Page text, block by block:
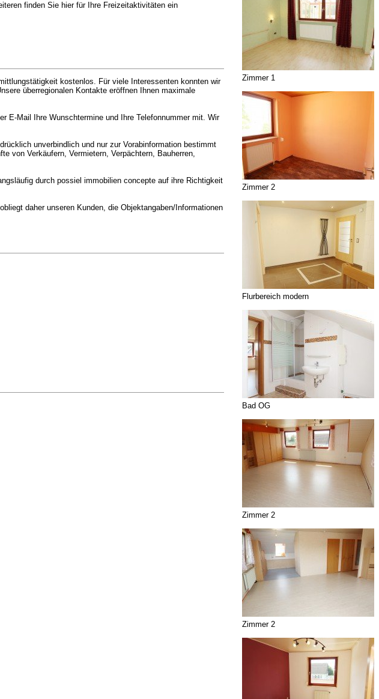
finden Sie hier für Ihre Freizeitaktivitäten ein
kostenlos. Für viele Interessenten konnten wir
überregionalen Kontakte eröffnen Ihnen maximale
E-Mail Ihre Wunschtermine und Ihre Telefonnummer mit. Wir
unverbindlich und nur zur Vorabinformation bestimmt
von Verkäufern, Vermietern, Verpächtern, Bauherren,
durch possiel immobilien concepte auf ihre Richtigkeit
daher unseren Kunden, die Objektangaben/Informationen
Zimmer 1
Zimmer 2
Flurbereich modern
Bad OG
Zimmer 2
Zimmer 2